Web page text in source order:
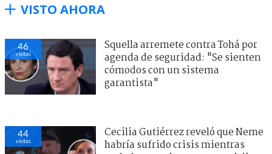
VISTO AHORA
46
visitas
Squella arremete contra Tohá por
agenda de seguridad: "Se sienten
cómodos con un sistema
garantista"
44
visitas
Cecilia Gutiérrez reveló que Neme
habría sufrido crisis mientras